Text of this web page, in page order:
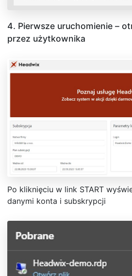
4. Pierwsze uruchomienie –
przez użytkownika
Po kliknięciu w link START
danymi konta i subskrypcji